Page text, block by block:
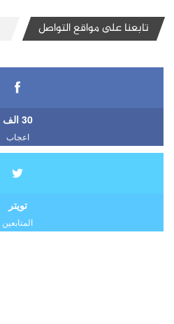
تابعنا على مواقع التواصل
30 الف
اعجاب
تويتر
المتابعين